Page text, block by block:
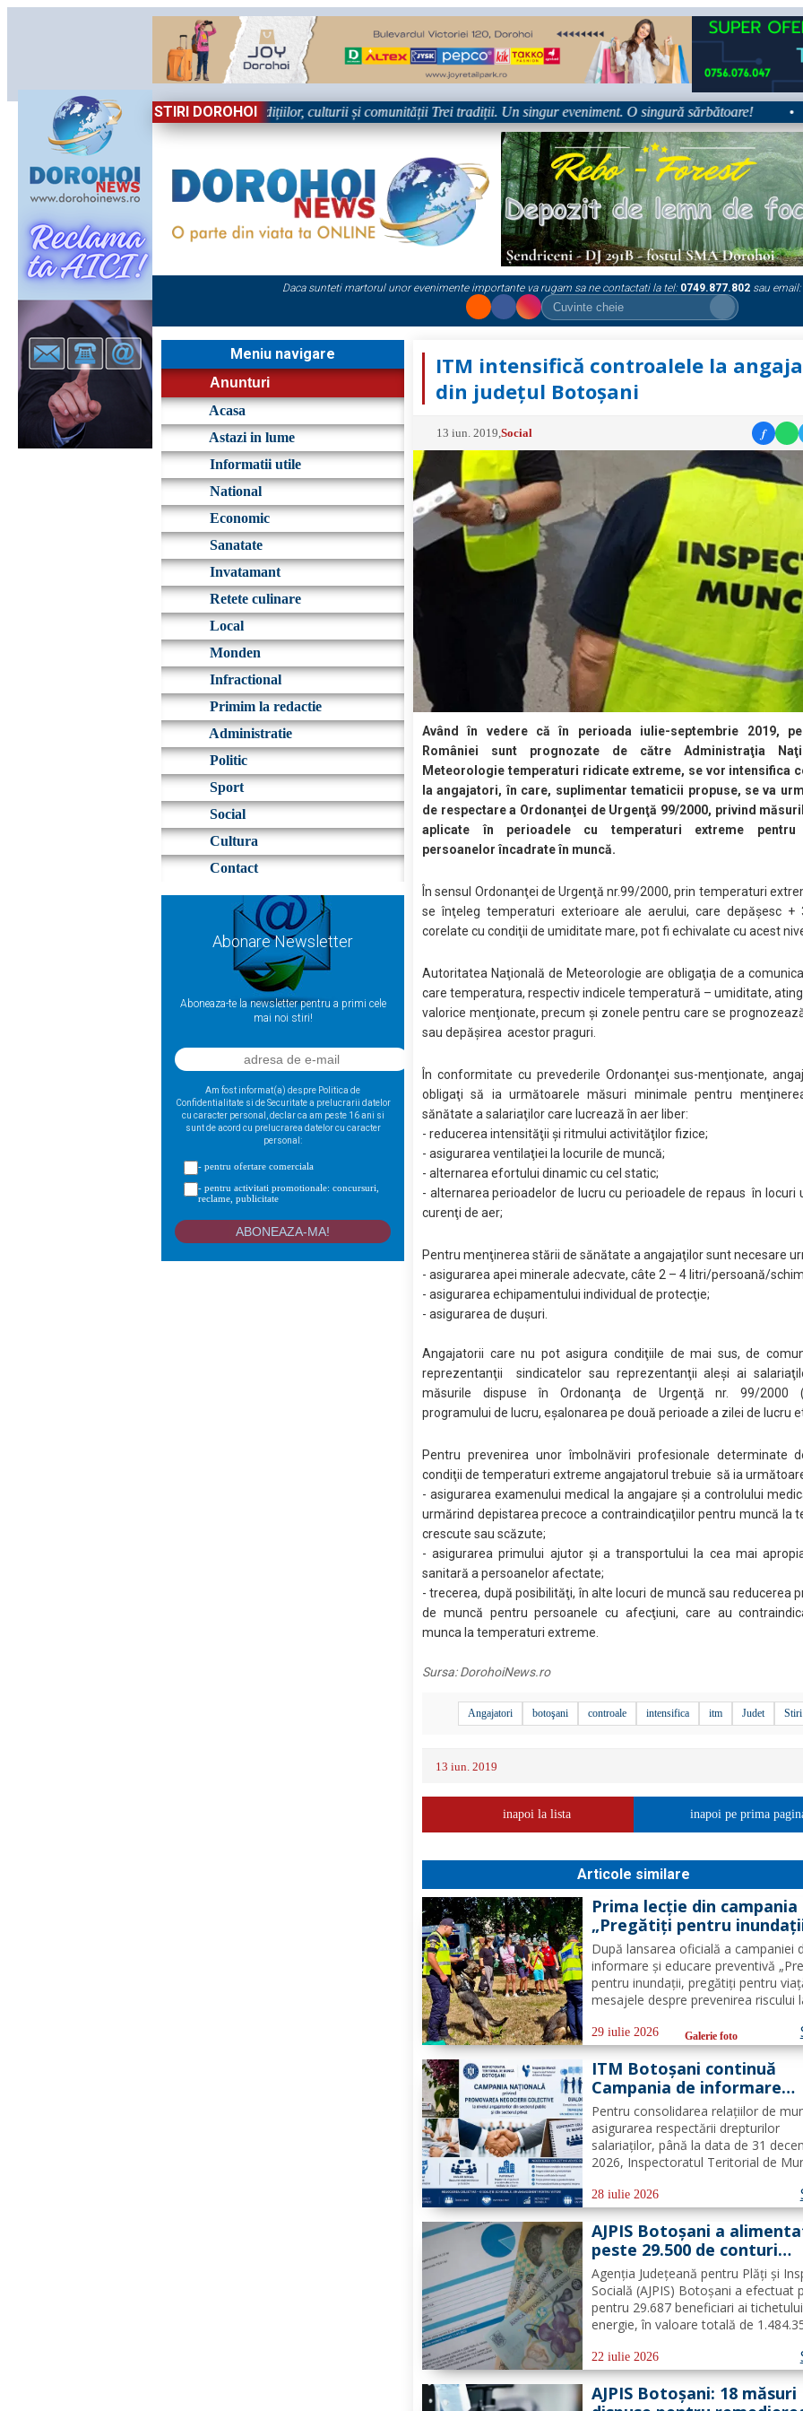
STIRI DOROHOI
în Sărbătoare!” – trei zile dedicate tradițiilor, culturii și comunității Trei tradiții. Un singur eveniment. O singură sărbătoare! •
Daca sunteti martorul unor evenimente importante va rugam sa ne contactati la tel: 0749.877.802 sau email:
Meniu navigare
Anunturi
Acasa
Astazi in lume
Informatii utile
National
Economic
Sanatate
Invatamant
Retete culinare
Local
Monden
Infractional
Primim la redactie
Administratie
Politic
Sport
Social
Cultura
Contact
Abonare Newsletter
Aboneaza-te la newsletter pentru a primi cele
mai noi stiri!
Am fost informat(a) despre Politica de
Confidentialitate si de Securitate a prelucrarii datelor
cu caracter personal, declar ca am peste 16 ani si
sunt de acord cu prelucrarea datelor cu caracter
personal:
- pentru ofertare comerciala
- pentru activitati promotionale: concursuri,
reclame, publicitate
ITM intensifică controalele la
din județul Botoșani
13 iun. 2019 ,Social f
Având în vedere că în perioada iulie-septembrie 2019,
României sunt prognozate de către Administraţia
Meteorologie temperaturi ridicate extreme, se vor intensifica
la angajatori, în care, suplimentar tematicii propuse, se va
de respectare a Ordonanţei de Urgenţă 99/2000, privind
aplicate în perioadele cu temperaturi extreme pentru
persoanelor încadrate în muncă.
În sensul Ordonanţei de Urgenţă nr.99/2000, prin temperaturi
se înţeleg temperaturi exterioare ale aerului, care depăşesc +
corelate cu condiţii de umiditate mare, pot fi echivalate cu acest
Autoritatea Naţională de Meteorologie are obligaţia de a
care temperatura, respectiv indicele temperatură – umiditate,
valorice menţionate, precum şi zonele pentru care se
sau depăşirea acestor praguri.
În conformitate cu prevederile Ordonanţei sus-menţionate,
obligaţi să ia următoarele măsuri minimale pentru
sănătate a salariaţilor care lucrează în aer liber:
- reducerea intensităţii şi ritmului activităţilor fizice;
- asigurarea ventilaţiei la locurile de muncă;
- alternarea efortului dinamic cu cel static;
- alternarea perioadelor de lucru cu perioadele de repaus în locuri
curenţi de aer;
Pentru menţinerea stării de sănătate a angajaţilor sunt necesare
- asigurarea apei minerale adecvate, câte 2 – 4 litri/persoană/
- asigurarea echipamentului individual de protecţie;
- asigurarea de duşuri.
Angajatorii care nu pot asigura condiţiile de mai sus, de
reprezentanţii sindicatelor sau reprezentanţii aleşi ai
măsurile dispuse în Ordonanţa de Urgenţă nr. 99/2000
programului de lucru, eşalonarea pe două perioade a zilei de lucru
Pentru prevenirea unor îmbolnăviri profesionale determinate
condiţii de temperaturi extreme angajatorul trebuie să ia
- asigurarea examenului medical la angajare şi a controlului
urmărind depistarea precoce a contraindicaţiilor pentru muncă la
crescute sau scăzute;
- asigurarea primului ajutor şi a transportului la cea mai
sanitară a persoanelor afectate;
- trecerea, după posibilităţi, în alte locuri de muncă sau reducerea
de muncă pentru persoanele cu afecţiuni, care au
munca la temperaturi extreme.
Sursa:DorohoiNews.ro
Angajatori botoşani controale intensifica itm Judet Stiri
13 iun. 2019
inapoi la lista inapoi pe prima
Articole similare
Prima lecție din campania
„Pregătiți pentru
pregătiți pentru viață!” –
peste 100 de copii au
cum să se protejeze în
inundațiilor
După lansarea oficială a campaniei
informare și educare preventivă
pentru inundații, pregătiți pentru
mesajele despre prevenirea riscului
beneficiari. Peste 100 de copii,
la tabăra de vară organizată la
„Sfântul...
29 iulie 2026 Galerie foto
ITM Botoșani continuă
Campania de informare
pentru promovarea
colective la nivelul
angajatorilor din sectorul
public și privat
Pentru consolidarea relațiilor de
asigurarea respectării drepturilor
salariaților, până la data de 31
2026, Inspectoratul Teritorial de
de informare pentru promovarea
negocierilor colective la nivelul
angajatorilor din sectorul privat și...
28 iulie 2026
AJPIS Botoșani a
peste 29.500 de conturi
pentru plata facturilor la
energie
Agenția Județeană pentru Plăți și
Socială (AJPIS) Botoșani a efectuat
pentru 29.687 beneficiari ai
energie, în valoare totală de
poștale cu factura pentru a utiliza
plata consumului de energie
22 iulie 2026
AJPIS Botoșani: 18 măsuri